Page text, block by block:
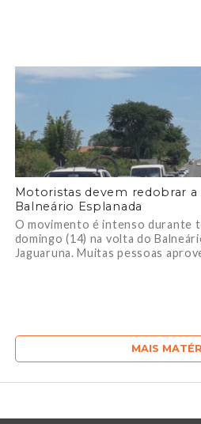
Motoristas devem redobrar
Balneário Esplanada
O movimento é intenso durante
domingo (14) na volta do
Jaguaruna. Muitas pessoas
MAIS